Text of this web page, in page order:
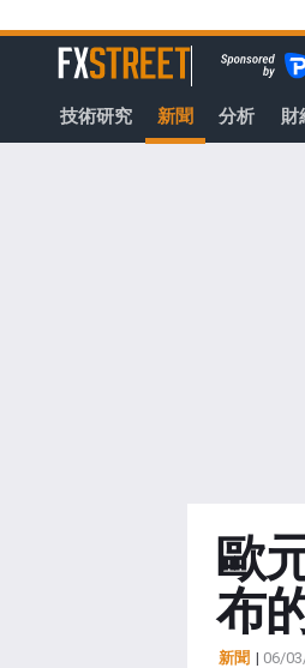
至
容
FXStreet
技術研究 新聞 分析 財
歐
布
新聞 | 06/